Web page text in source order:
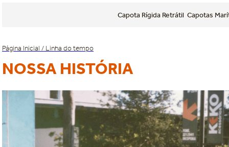
Capota Rígida Retrátil Capotas
Página Inicial / Linha do tempo
NOSSA HISTÓRIA